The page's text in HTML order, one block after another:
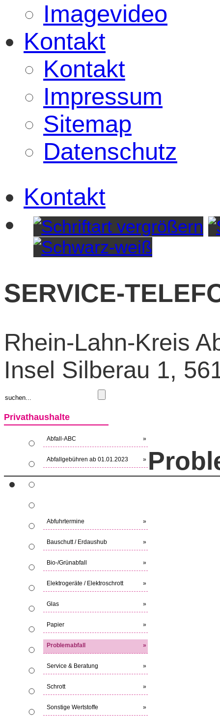
Imagevideo
Kontakt
Kontakt
Impressum
Sitemap
Datenschutz
Kontakt
SERVICE-
Rhein-Lahn-Kreis
Insel Silberau 1,
Privathaushalte
Abfall-ABC »
Abfallgebühren ab 01.01.2023 »
Abfuhrtermine »
Bauschutt / Erdaushub »
Bio-/Grünabfall »
Elektrogeräte / Elektroschrott »
Glas »
Papier »
Problemabfall »
Service & Beratung »
Schrott »
Sonstige Wertstoffe »